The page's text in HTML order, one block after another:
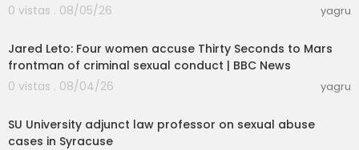
0 vistas . 08/05/26
yagru
Jared Leto: Four women accuse Thirty Seconds to Mars
frontman of criminal sexual conduct | BBC News
0 vistas . 08/04/26
yagru
SU University adjunct law professor on sexual abuse
cases in Syracuse